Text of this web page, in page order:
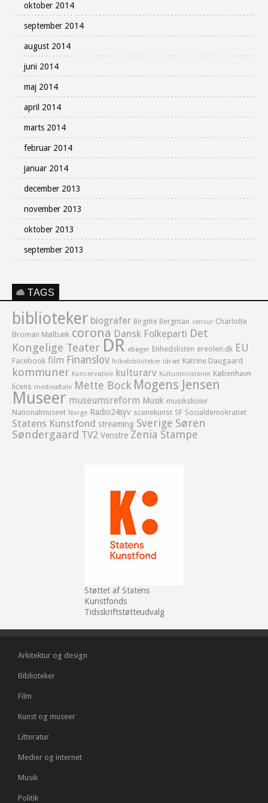
oktober 2014
september 2014
august 2014
juni 2014
maj 2014
april 2014
marts 2014
februar 2014
januar 2014
december 2013
november 2013
oktober 2013
september 2013
TAGS
biblioteker biografer Birgitte Bergman censur Charlotte
Broman Mølbæk corona Dansk Folkeparti Det
Kongelige Teater DR ebøger Enhedslisten ereolen.dk EU
Facebook film Finanslov folkebiblioteker idræt Katrine Daugaard
kommuner Konservative kulturarv Kulturministeriet København
licens medieaftale Mette Bock Mogens Jensen
Museer museumsreform Musik musikskoler
Nationalmuseet Norge Radio24syv scenekunst SF Socialdemokratiet
Statens Kunstfond streaming Sverige Søren
Søndergaard TV2 Venstre Zenia Stampe
Støttet af Statens
Kunstfonds
Tidsskriftstøtteudvalg
Arkitektur og design
Biblioteker
Film
Kunst og museer
Litteratur
Medier og internet
Musik
Politik